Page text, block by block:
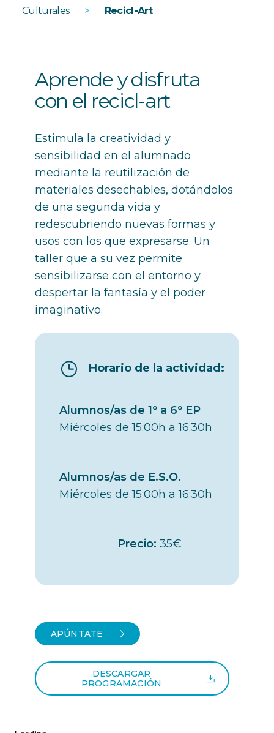
Culturales
> Recicl-Art
Aprende y disfruta
con el recicl-art
Estimula la creatividad y
sensibilidad en el alumnado
mediante la reutilización de
materiales desechables, dotándolos
de una segunda vida y
redescubriendo nuevas formas y
usos con los que expresarse. Un
taller que a su vez permite
sensibilizarse con el entorno y
despertar la fantasía y el poder
imaginativo.
Horario de la actividad:
Alumnos/as de 1º a 6º EP
Miércoles de 15:00h a 16:30h
Alumnos/as de E.S.O.
Miércoles de 15:00h a 16:30h
Precio: 35€
APÚNTATE
DESCARGAR
PROGRAMACIÓN